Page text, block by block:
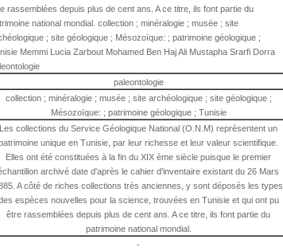
rassemblées depuis plus de cent ans. A ce titre, ils font partie du
national mondial. collection ; minéralogie ; musée ; site
; site géologique ; Mésozoïque: ; patrimoine géologique ;
Memmi Lucia Zarbout Mohamed Ben Haj Ali Mustapha Srarfi Dorra
paleontologie
collection ; minéralogie ; musée ; site archéologique ; site géologique ;
Mésozoïque: ; patrimoine géologique ; Tunisie
Les collections du Service Géologique National (O.N.M) représentent un
unique en Tunisie, par leur richesse et leur valeur scientifique.
Elles ont été constituées à la fin du XIX ème siècle puisque le premier
archivé date d'après le cahier d'inventaire existant du 26 Mars
A côté de riches collections très anciennes, y sont déposés les types
espèces nouvelles pour la science, trouvées en Tunisie et qui ont pu
être rassemblées depuis plus de cent ans. A ce titre, ils font partie du
patrimoine national mondial.
-